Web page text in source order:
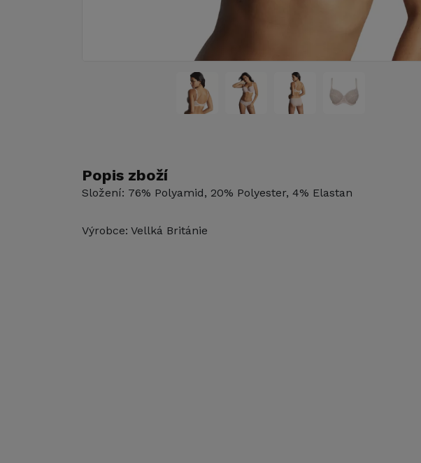
Popis zboží
Složení: 76% Polyamid, 20% Polyester, 4% Elastan
Výrobce: Vellká Británie